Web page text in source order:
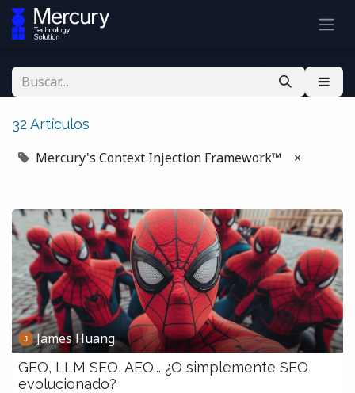
32 Artículos
Mercury's Context Injection Framework™ ×
James Huang
GEO, LLM SEO, AEO... ¿O simplemente SEO
evolucionado?